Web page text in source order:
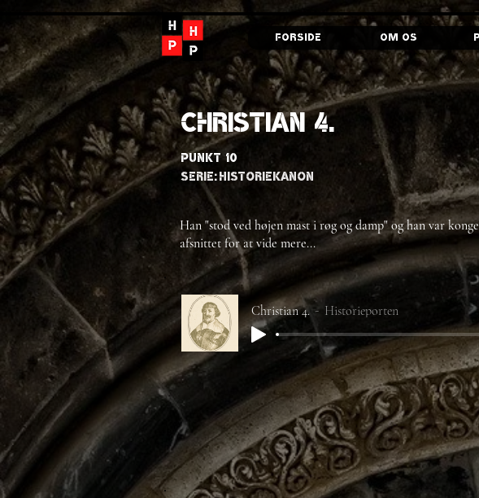
Forside Om os
Christian 4.
Punkt 10
Serie:Historiekanon
Han "stod ved højen mast i røg og damp" og han var
afsnittet for at vide mere...
Christian 4. Historieporten